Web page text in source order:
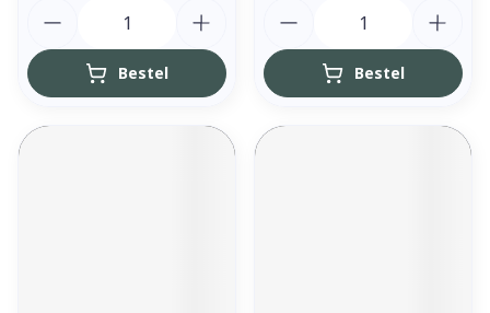
Bestel Bestel